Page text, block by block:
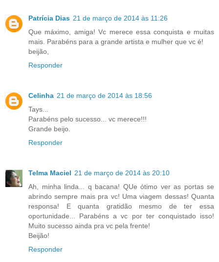
Patrícia Dias 21 de março de 2014 às 11:26
Que máximo, amiga! Vc merece essa conquista e muitas
mais. Parabéns para a grande artista e mulher que vc é!
beijão,
Responder
Celinha 21 de março de 2014 às 18:56
Tays...
Parabéns pelo sucesso... vc merece!!!
Grande beijo.
Responder
Telma Maciel 21 de março de 2014 às 20:10
Ah, minha linda... q bacana! QUe ótimo ver as portas se
abrindo sempre mais pra vc! Uma viagem dessas! Quanta
responsa! E quanta gratidão mesmo de ter essa
oportunidade... Parabéns a vc por ter conquistado isso!
Muito sucesso ainda pra vc pela frente!
Beijão!
Responder